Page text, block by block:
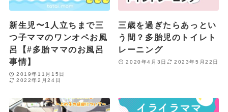
新生児〜1人立ちまで三
つ子ママのワンオペお風
呂【#多胎ママのお風呂
事情】
2019年11月15日
2022年2月24日
三歳を過ぎたらあっとい
う間？多胎児のトイレト
レーニング
2020年4月3日 2023年5月22日